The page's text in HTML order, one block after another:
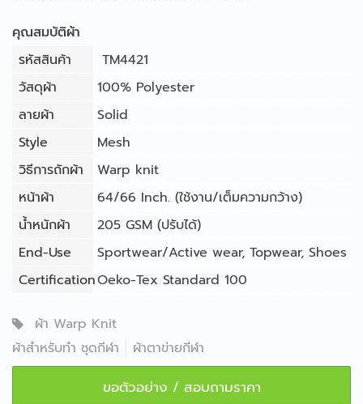
คุณสมบัติผ้า
รหัสสินค้า
TM4421
วัสดุผ้า
100% Polyester
ลายผ้า
Solid
Style
Mesh
วิธีการถักผ้า
Warp knit
หน้าผ้า
64/66 Inch. (ใช้งาน/เต็มความกว้าง)
น้ำหนักผ้า
205 GSM (ปรับได้)
End-Use
Sportwear/Active wear, Topwear, Shoes
CertificationOeko-Tex Standard 100
ผ้า Warp Knit
ผ้าสำหรับทำ ชุดกีฬา
ผ้าตาข่ายกีฬา
ขอตัวอย่าง / สอบถามราคา